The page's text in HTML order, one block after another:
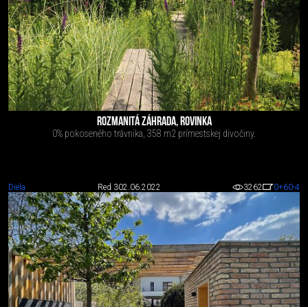
ROZMANITÁ ZÁHRADA, ROVINKA
0% pokoseného trávnika, 358 m2 prímestskej divočiny.
Diela Red 302.06.2022 3262 0+60-4